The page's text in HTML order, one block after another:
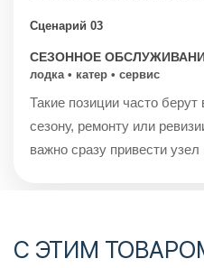
Сценарий 03
СЕЗОННОЕ
лодка • катер • сервис
Такие позиции часто берут
сезону, ремонту или
важно сразу привести
С ЭТИМ